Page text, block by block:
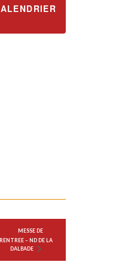
MESSE DE
RENTREE – ND DE LA
DALBADE